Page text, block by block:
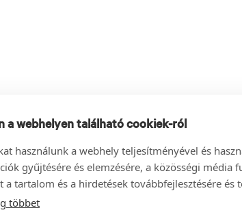
a webhelyen található cookiek-ról
használunk a webhely teljesítményével és
gyűjtésére és elemzésére, a közösségi média
a tartalom és a hirdetések továbbfejlesztésére és
többet